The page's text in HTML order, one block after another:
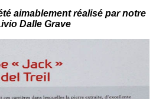
aimablement réalisé par notre
Dalle Grave